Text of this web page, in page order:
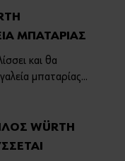
ΜΠΑΤΑΡΙΑΣ
και θα
μπαταρίας...
WÜRTH